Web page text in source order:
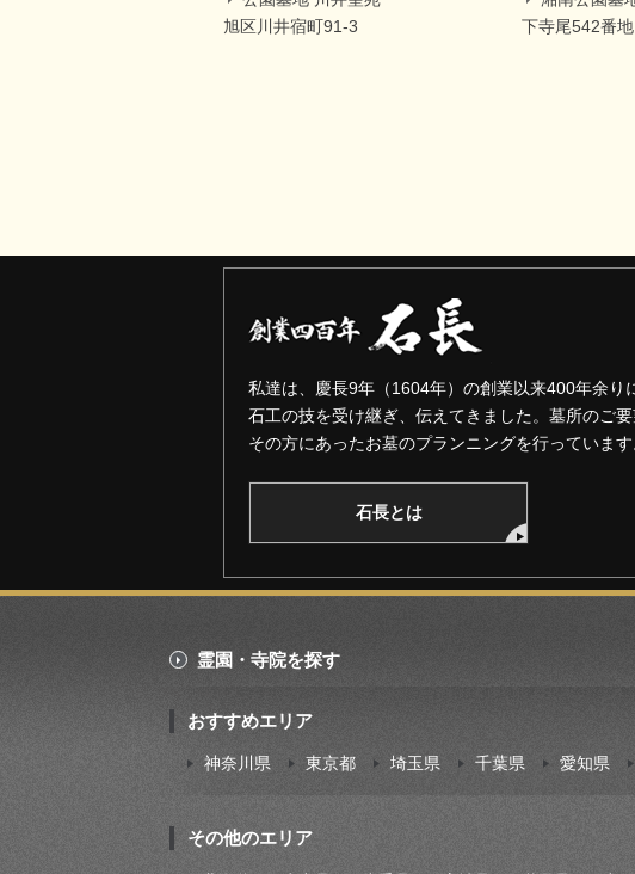
旭区川井宿町91-3
下寺尾542番地
私達は、慶長9年（1604年）の創業以来400年余り
石工の技を受け継ぎ、伝えてきました。墓所のご
その方にあったお墓のプランニングを行っています
石長とは
霊園・寺院を探す
おすすめエリア
神奈川県 東京都 埼玉県 千葉県 愛知県
その他のエリア